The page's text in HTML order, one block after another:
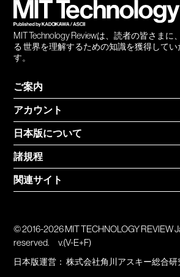
MIT Technology Reviewは、読者の皆さま
る 世界を理解するための知識を獲得して
す。
ご案内
アカウント
日本版について
諸規程
関連サイト
© 2016-2026 MIT TECHNOLOGY REVIEW
reserved.
v.(V-E+F)
日本版運営：株式会社角川アスキー総合研